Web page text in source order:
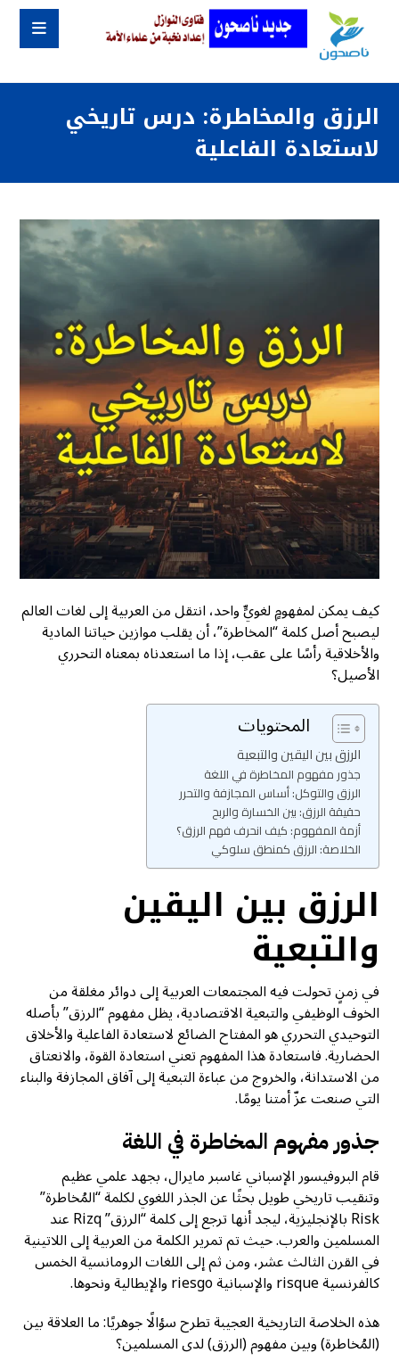
الرزق والمخاطرة: درس تاريخي
لاستعادة الفاعلية
كيف يمكن لمفهومٍ لغويٍّ واحد، انتقل من العربية إلى لغات العالم
ليصبح أصل كلمة “المخاطرة”، أن يقلب موازين حياتنا المادية
والأخلاقية رأسًا على عقب، إذا ما استعدناه بمعناه التحرري
الأصيل؟
المحتويات
الرزق بين اليقين والتبعية
جذور مفهوم المخاطرة في اللغة
الرزق والتوكل: أساس المجازفة والتحرر
حقيقة الرزق: بين الخسارة والربح
أزمة المفهوم: كيف انحرف فهم الرزق؟
الخلاصة: الرزق كمنطق سلوكي
الرزق بين اليقين
والتبعية
في زمنٍ تحولت فيه المجتمعات العربية إلى دوائر مغلقة من
الخوف الوظيفي والتبعية الاقتصادية، يظل مفهوم “الرزق” بأصله
التوحيدي التحرري هو المفتاح الضائع لاستعادة الفاعلية والأخلاق
الحضارية. فاستعادة هذا المفهوم تعني استعادة القوة، والانعتاق
من الاستدانة، والخروج من عباءة التبعية إلى آفاق المجازفة والبناء
التي صنعت عزّ أمتنا يومًا.
جذور مفهوم المخاطرة في اللغة
قام البروفيسور الإسباني غاسبر مايرال، بجهد علمي عظيم
وتنقيب تاريخي طويل بحثًا عن الجذر اللغوي لكلمة “المُخاطرة”
Risk بالإنجليزية، ليجد أنها ترجع إلى كلمة “الرزق” Rizq عند
المسلمين والعرب. حيث تم تمرير الكلمة من العربية إلى اللاتينية
في القرن الثالث عشر، ومن ثم إلى اللغات الرومانسية الخمس
كالفرنسية risque والإسبانية riesgo والإيطالية ونحوها.
هذه الخلاصة التاريخية العجيبة تطرح سؤالًا جوهريًا: ما العلاقة بين
(المُخاطرة) وبين مفهوم (الرزق) لدى المسلمين؟